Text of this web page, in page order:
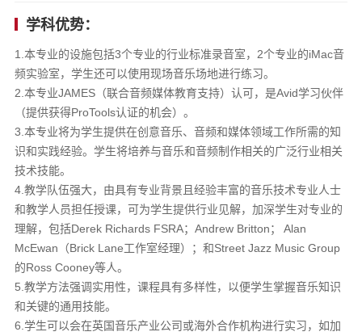
学科优势：
1.本专业的设施包括3个专业的行业标准录音室，2个专业的iMac音
频实验室，学生还可以使用现场音乐场地进行练习。
2.本专业JAMES（联合音频媒体教育支持）认可，是Avid学习伙伴
（提供获得ProTools认证的机会）。
3.本专业将为学生提供在创意音乐、音频和媒体领域工作所需的知
识和实践经验。学生将培养与音乐和音频制作相关的广泛行业相关
技术技能。
4.教学队伍强大，由具有专业背景且经验丰富的音乐技术专业人士
和教学人员担任授课，可为学生提供行业见解，加深学生对专业的
理解，包括Derek Richards FSRA；Andrew Britton； Alan
McEwan（Brick Lane工作室经理）；和Street Jazz Music Group
的Ross Cooney等人。
5.教学方法强调实用性，课程具有多样性，以便学生掌握音乐知识
和关键的通用技能。
6.学生可以会在英国音乐产业公司或海外合作机构进行实习，如加